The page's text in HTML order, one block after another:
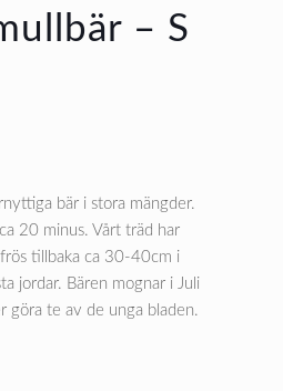
– S
bär i stora mängder.
20 minus. Vårt träd har
tillbaka ca 30-40cm i
jordar. Bären mognar i Juli
göra te av de unga bladen.